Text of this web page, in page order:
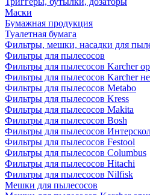
Маски
Бумажная продукция
Туалетная бумага
Фильтры, мешки, насадки для
Фильтры для пылесосов
Фильтры для пылесосов Karcher
Фильтры для пылесосов Karcher
Фильтры для пылесосов Metabo
Фильтры для пылесосов Kress
Фильтры для пылесосов Makita
Фильтры для пылесосов Bosh
Фильтры для пылесосов
Фильтры для пылесосов Festool
Фильтры для пылесосов Columbus
Фильтры для пылесосов Hitachi
Фильтры для пылесосов Nilfisk
Мешки для пылесосов